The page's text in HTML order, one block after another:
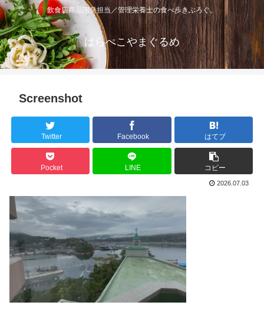
飲食店商品開発担当／管理栄養士の食べ歩きぶろぐ。
はらぺこやまぐるめ
Screenshot
Twitter Facebook はてブ
Pocket LINE コピー
2026.07.03